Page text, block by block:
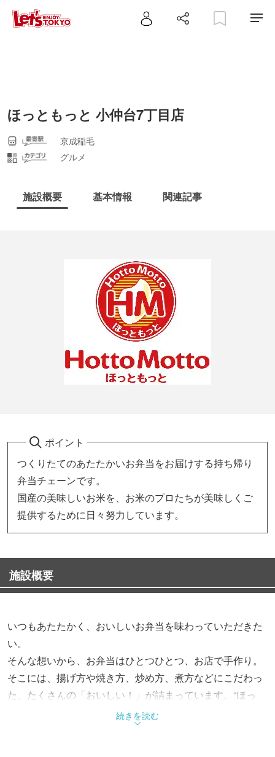
ほっともっと 小仲台7丁目店
京成稲毛
グルメ
施設概要 基本情報 関連記事
ポイント
つくりたてのあたたかいお弁当をお届けする持ち帰り
弁当チェーンです。
国産の美味しいお米を、お米のプロたちが美味しくご
提供するために日々努力しています。
施設概要
いつもあたたかく、おいしいお弁当を味わっていただきた
い。
そんな想いから、お弁当はひとつひとつ、お店で手作り。
そこには、揚げ方や焼き方、炒め方、煮方などにこだわっ
た、たくさんの「おいしい！」が詰まっています。“ほっ
と”できるお弁当で、“もっと”お客様を笑顔にする。これか
らも、そんなお弁当をお届けします。
続きを読む